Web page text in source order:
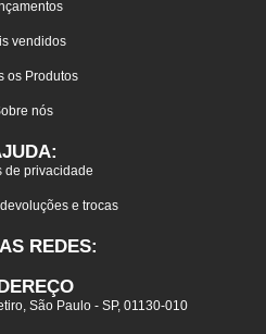
vendidos
os Produtos
nós
de privacidade
e trocas
REDES:
São Paulo - SP, 01130-010